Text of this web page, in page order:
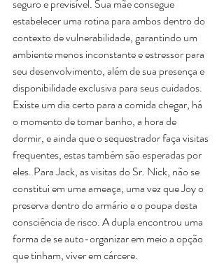
seguro e previsível. Sua mãe consegue
estabelecer uma rotina para ambos dentro do
contexto de vulnerabilidade, garantindo um
ambiente menos inconstante e estressor para
seu desenvolvimento, além de sua presença e
disponibilidade exclusiva para seus cuidados.
Existe um dia certo para a comida chegar, há
o momento de tomar banho, a hora de
dormir, e ainda que o sequestrador faça visitas
frequentes, estas também são esperadas por
eles. Para Jack, as visitas do Sr. Nick, não se
constitui em uma ameaça, uma vez que Joy o
preserva dentro do armário e o poupa desta
consciência de risco. A dupla encontrou uma
forma de se auto-organizar em meio a opção
que tinham, viver em cárcere.